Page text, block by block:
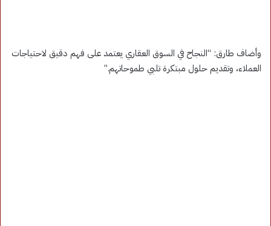
وأضاف طارق: “النجاح في السوق العقاري يعتمد على فهم دقيق لاحتياجات
العملاء، وتقديم حلول مبتكرة تلبي طموحاتهم.”